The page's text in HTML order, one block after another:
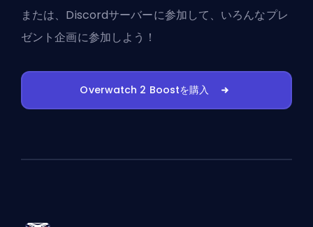
または、 Discordサーバーに参加して、いろんなプレ
ゼント企画に参加しよう！
Overwatch 2 Boostを購入